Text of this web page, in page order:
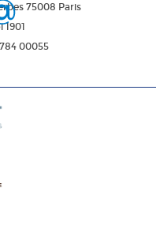
75008 Paris
00055